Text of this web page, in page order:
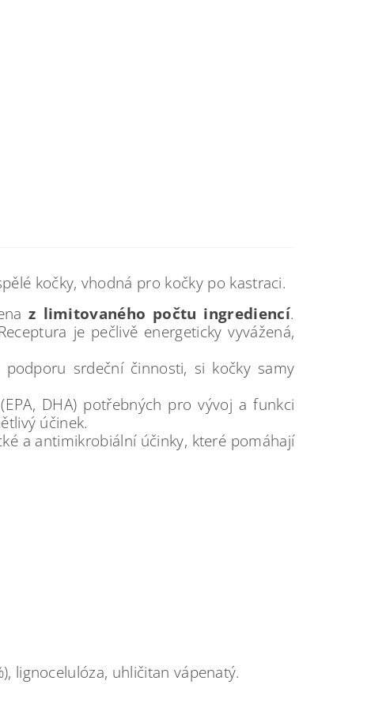
kočky, vhodná pro kočky po kastraci.
z limitovaného počtu ingrediencí.
je pečlivě energeticky vyvážená,
srdeční činnosti, si kočky samy
DHA) potřebných pro vývoj a funkci
účinek.
a antimikrobiální účinky, které pomáhají
lignocelulóza, uhličitan vápenatý.